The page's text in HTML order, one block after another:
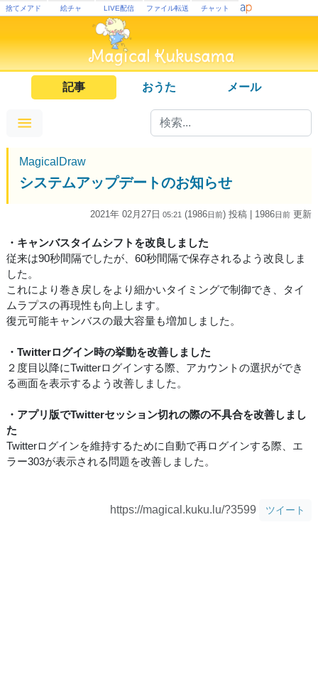
捨てメアド 絵チャ LIVE配信 ファイル転送 チャット
記事 おうた メール
MagicalDraw
システムアップデートのお知らせ
2021年 02月27日 05:21 (1986日前) 投稿 | 1986日前 更新
・キャンバスタイムシフトを改良しました
従来は90秒間隔でしたが、60秒間隔で保存されるよう改良しま
した。
これにより巻き戻しをより細かいタイミングで制御でき、タイ
ムラプスの再現性も向上します。
復元可能キャンバスの最大容量も増加しました。
・Twitterログイン時の挙動を改善しました
２度目以降にTwitterログインする際、アカウントの選択ができ
る画面を表示するよう改善しました。
・アプリ版でTwitterセッション切れの際の不具合を改善しまし
た
Twitterログインを維持するために自動で再ログインする際、エ
ラー303が表示される問題を改善しました。
https://magical.kuku.lu/?3599 ツイート